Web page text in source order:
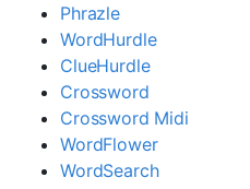
Phrazle
WordHurdle
ClueHurdle
Crossword
Crossword Midi
WordFlower
WordSearch